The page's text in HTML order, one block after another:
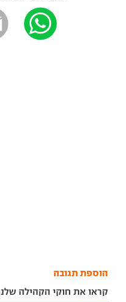
הוספת תגובה
קראו את חוקי הקהילה